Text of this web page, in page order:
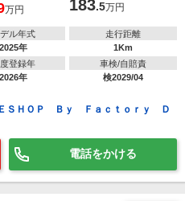
万円 183.5万円
ル年式
2025年
走行距離
1Km
登録年
2026年
車検/自賠責
検2029/04
ＥＳＨＯＰ Ｂｙ Ｆａｃｔｏｒｙ Ｄ
電話をかける